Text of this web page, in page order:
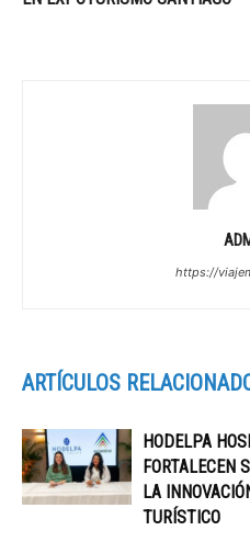
https://
ARTÍCULOS
HODELPA
FORTALECEN
LA
TURÍSTICO